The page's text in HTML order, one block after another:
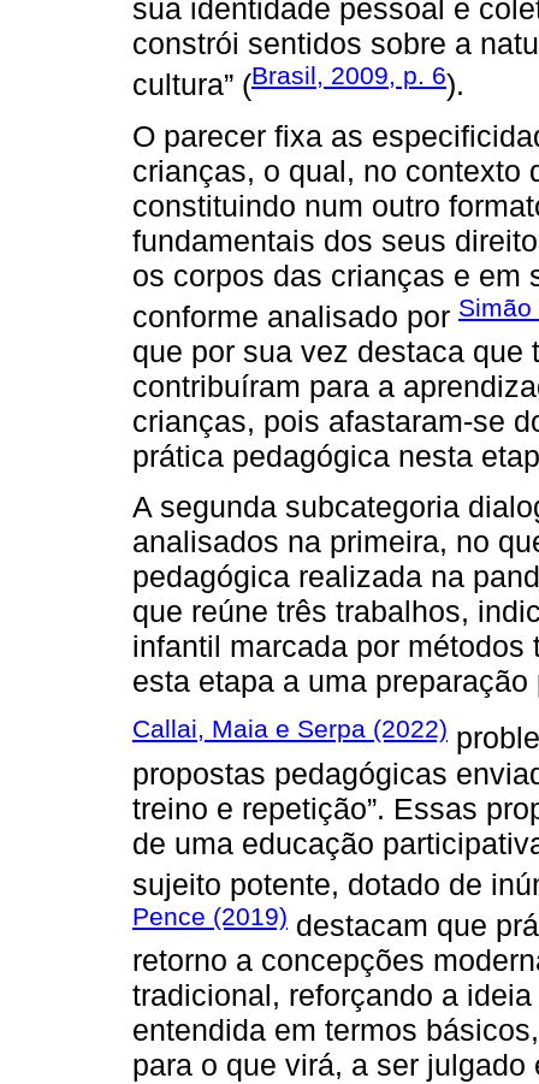
sua identidade pessoal e
constrói sentidos sobre a
cultura” (Brasil, 2009, p. 6).
O parecer fixa as
crianças, o qual, no contexto
constituindo num outro
fundamentais dos seus
os corpos das crianças e em
conforme analisado por Simão
que por sua vez destaca
contribuíram para a
crianças, pois afastaram-se
prática pedagógica nesta
A segunda subcategoria
analisados na primeira, no
pedagógica realizada na
que reúne três trabalhos,
infantil marcada por
esta etapa a uma
Callai, Maia e Serpa (2022)
propostas pedagógicas
treino e repetição”. Essas
de uma educação
sujeito potente, dotado de
Pence (2019) destacam que
retorno a concepções
tradicional, reforçando a
entendida em termos
para o que virá, a ser